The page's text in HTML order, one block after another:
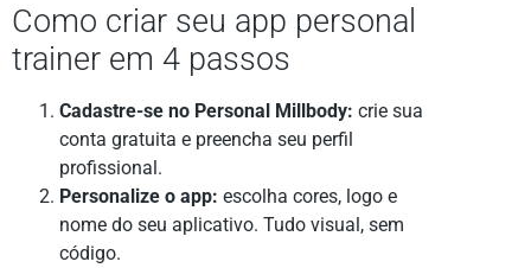
Como criar seu app personal
trainer em 4 passos
Cadastre-se no Personal Millbody: crie sua
conta gratuita e preencha seu perfil
profissional.
Personalize o app: escolha cores, logo e
nome do seu aplicativo. Tudo visual, sem
código.